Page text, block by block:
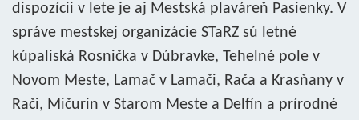
dispozícii v lete je aj Mestská plaváreň Pasienky. V
správe mestskej organizácie STaRZ sú letné
kúpaliská Rosnička v Dúbravke, Tehelné pole v
Novom Meste, Lamač v Lamači, Rača a Krasňany v
Rači, Mičurin v Starom Meste a Delfín a prírodné